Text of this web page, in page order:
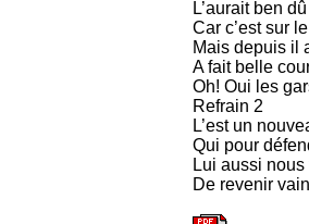
L’aurait ben
Car c’est sur
Mais depuis il
A fait belle
Oh! Oui les
Refrain 2
L’est un
Qui pour
Lui aussi nous
De revenir